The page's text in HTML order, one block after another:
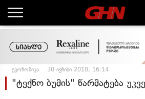
ეკონომიკა 30 ივნისი 2010, 16:14
"ტექნო ბუმის" წარმატება